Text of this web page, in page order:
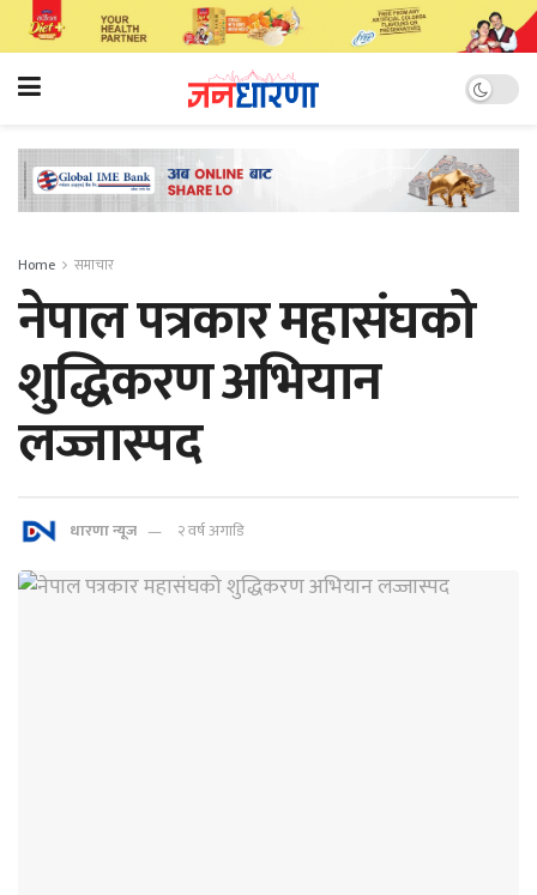
Home समाचार
नेपाल पत्रकार महासंघको
शुद्धिकरण अभियान
लज्जास्पद
धारणा न्यूज २ वर्ष अगाडि